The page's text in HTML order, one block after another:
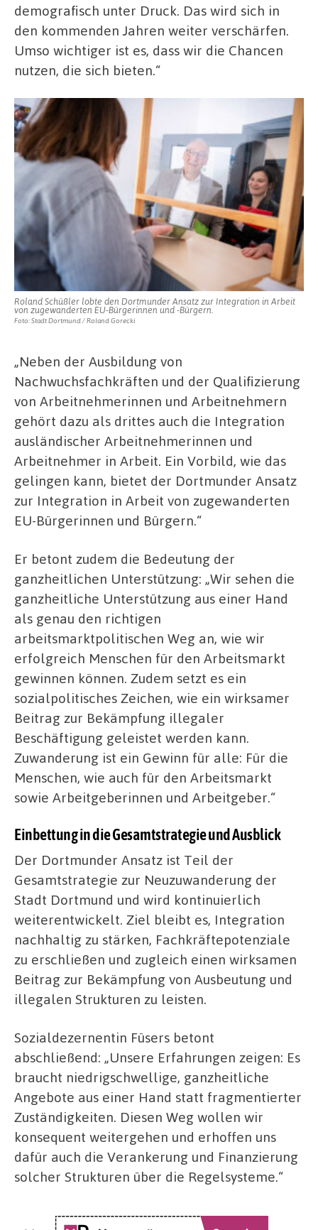
demografisch unter Druck. Das wird sich in
den kommenden Jahren weiter verschärfen.
Umso wichtiger ist es, dass wir die Chancen
nutzen, die sich bieten.“
Roland Schüßler lobte den Dortmunder Ansatz zur Integration in Arbeit
von zugewanderten EU-Bürgerinnen und -Bürgern.
Foto: Stadt Dortmund / Roland Gorecki
„Neben der Ausbildung von
Nachwuchsfachkräften und der Qualifizierung
von Arbeitnehmerinnen und Arbeitnehmern
gehört dazu als drittes auch die Integration
ausländischer Arbeitnehmerinnen und
Arbeitnehmer in Arbeit. Ein Vorbild, wie das
gelingen kann, bietet der Dortmunder Ansatz
zur Integration in Arbeit von zugewanderten
EU-Bürgerinnen und Bürgern.“
Er betont zudem die Bedeutung der
ganzheitlichen Unterstützung: „Wir sehen die
ganzheitliche Unterstützung aus einer Hand
als genau den richtigen
arbeitsmarktpolitischen Weg an, wie wir
erfolgreich Menschen für den Arbeitsmarkt
gewinnen können. Zudem setzt es ein
sozialpolitisches Zeichen, wie ein wirksamer
Beitrag zur Bekämpfung illegaler
Beschäftigung geleistet werden kann.
Zuwanderung ist ein Gewinn für alle: Für die
Menschen, wie auch für den Arbeitsmarkt
sowie Arbeitgeberinnen und Arbeitgeber.“
Einbettung in die Gesamtstrategie und Ausblick
Der Dortmunder Ansatz ist Teil der
Gesamtstrategie zur Neuzuwanderung der
Stadt Dortmund und wird kontinuierlich
weiterentwickelt. Ziel bleibt es, Integration
nachhaltig zu stärken, Fachkräftepotenziale
zu erschließen und zugleich einen wirksamen
Beitrag zur Bekämpfung von Ausbeutung und
illegalen Strukturen zu leisten.
Sozialdezernentin Füsers betont
abschließend: „Unsere Erfahrungen zeigen: Es
braucht niedrigschwellige, ganzheitliche
Angebote aus einer Hand statt fragmentierter
Zuständigkeiten. Diesen Weg wollen wir
konsequent weitergehen und erhoffen uns
dafür auch die Verankerung und Finanzierung
solcher Strukturen über die Regelsysteme.“